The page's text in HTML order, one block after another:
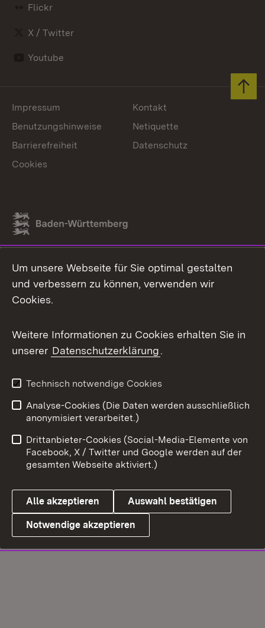
Flickr
X / Twitter
Youtube
Link zum Landesportal
Impressum
Kontakt
Benutzungshinweise
Netiquette
Barrierefreiheit
Datenschutz
Cookies
Um unsere Webseite für Sie optimal gestalten
und verbessern zu können, verwenden wir
Cookies.
Weitere Informationen zu Cookies erhalten Sie in
unserer Datenschutzerklärung.
Technisch notwendige Cookies
Analyse-Cookies (Die Daten werden ausschließlich
anonymisiert verarbeitet.)
Drittanbieter-Cookies (Social-Media-Elemente von
Facebook, X / Twitter und Google werden auf der
gesamten Webseite aktiviert.)
Alle akzeptieren Auswahl bestätigen
Notwendige akzeptieren